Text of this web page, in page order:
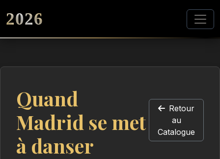
2026
Quand
Madrid se met
à danser
Retour
au
Catalogue